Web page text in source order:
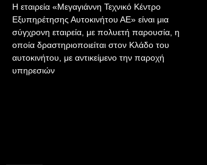
Η εταιρεία «Μεγαγιάννη Τεχνικό Κέντρο
Εξυπηρέτησης Αυτοκινήτου ΑΕ» είναι μια
σύγχρονη εταιρεία, με πολυετή παρουσία, η
οποία δραστηριοποιείται στον Κλάδο του
αυτοκινήτου, με αντικείμενο την παροχή
υπηρεσιών